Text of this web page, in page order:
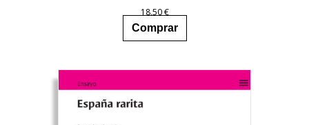
18,50€
Comprar